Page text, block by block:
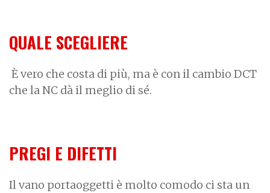
QUALE SCEGLIERE
È vero che costa di più, ma è con il cambio DCT
che la NC dà il meglio di sé.
PREGI E DIFETTI
Il vano portaoggetti è molto comodo ci sta un